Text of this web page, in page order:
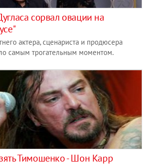
сорвал овации на
актера, сценариста и продюсера
самым трогательным моментом.
Тимошенко - Шон Карр